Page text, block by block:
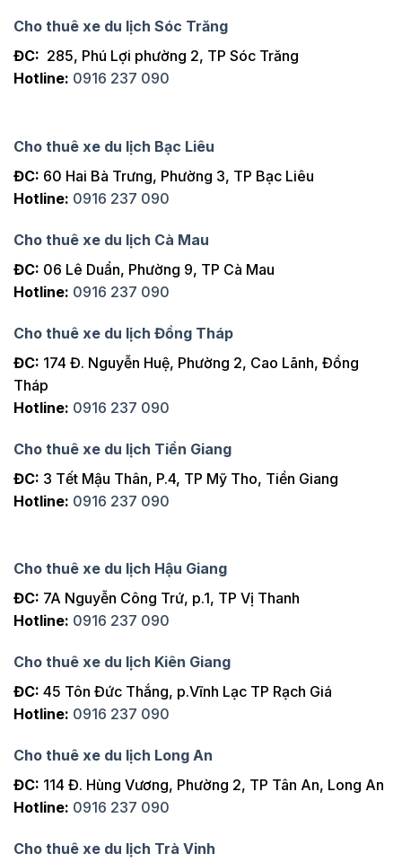
Cho thuê xe du lịch Sóc Trăng
ĐC: 285, Phú Lợi phường 2, TP Sóc Trăng
Hotline: 0916 237 090
Cho thuê xe du lịch Bạc Liêu
ĐC: 60 Hai Bà Trưng, Phường 3, TP Bạc Liêu
Hotline: 0916 237 090
Cho thuê xe du lịch Cà Mau
ĐC: 06 Lê Duẩn, Phường 9, TP Cà Mau
Hotline: 0916 237 090
Cho thuê xe du lịch Đồng Tháp
ĐC: 174 Đ. Nguyễn Huệ, Phường 2, Cao Lãnh, Đồng
Tháp
Hotline: 0916 237 090
Cho thuê xe du lịch Tiền Giang
ĐC: 3 Tết Mậu Thân, P.4, TP Mỹ Tho, Tiền Giang
Hotline: 0916 237 090
Cho thuê xe du lịch Hậu Giang
ĐC: 7A Nguyễn Công Trứ, p.1, TP Vị Thanh
Hotline: 0916 237 090
Cho thuê xe du lịch Kiên Giang
ĐC: 45 Tôn Đức Thắng, p.Vĩnh Lạc TP Rạch Giá
Hotline: 0916 237 090
Cho thuê xe du lịch Long An
ĐC: 114 Đ. Hùng Vương, Phường 2, TP Tân An, Long An
Hotline: 0916 237 090
Cho thuê xe du lịch Trà Vinh